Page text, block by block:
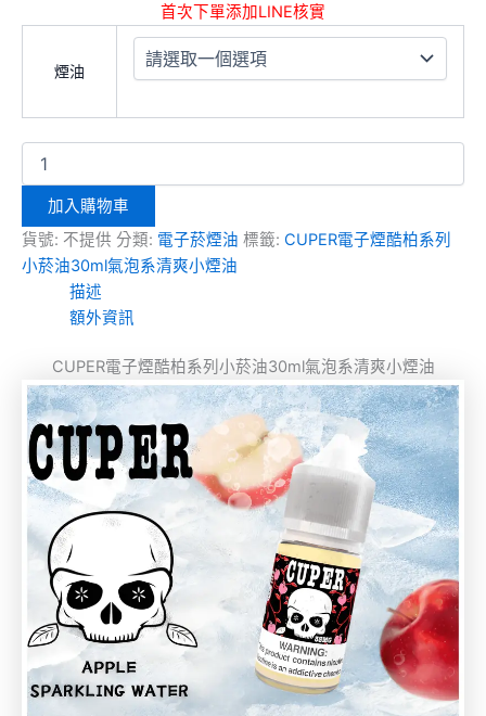
首次下單添加LINE核實
煙油
加入購物車
貨號: 不提供 分類: 電子菸煙油 標籤: CUPER電子煙酷柏系列
小菸油30ml氣泡系清爽小煙油
描述
額外資訊
CUPER電子煙酷柏系列小菸油30ml氣泡系清爽小煙油